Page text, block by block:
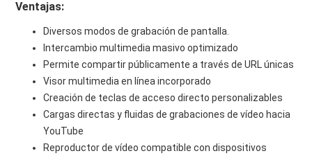
Ventajas:
Diversos modos de grabación de pantalla.
Intercambio multimedia masivo optimizado
Permite compartir públicamente a través de URL únicas
Visor multimedia en línea incorporado
Creación de teclas de acceso directo personalizables
Cargas directas y fluidas de grabaciones de vídeo hacia
YouTube
Reproductor de vídeo compatible con dispositivos